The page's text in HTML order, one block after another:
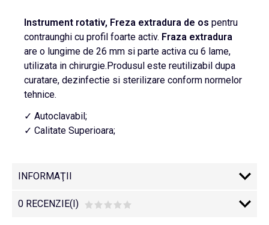
Instrument rotativ, Freza extradura de os pentru
contraunghi cu profil foarte activ. Fraza extradura
are o lungime de 26 mm si parte activa cu 6 lame,
utilizata in chirurgie.Produsul este reutilizabil dupa
curatare, dezinfectie si sterilizare conform normelor
tehnice.
✓ Autoclavabil;
✓ Calitate Superioara;
INFORMAŢII
0 RECENZIE(I)